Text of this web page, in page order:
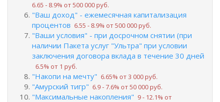
6.65 ‑ 8.9% от 500 000 руб.
"Ваш доход" - ежемесячная капитализация
процентов 6.55 ‑ 8.9% от 500 000 руб.
"Ваши условия" - при досрочном снятии (при
наличии Пакета услуг "Ультра" при условии
заключения договора вклада в течение 30 дней
6.5% от 1 руб.
"Накопи на мечту" 6.65% от 3 000 руб.
"Амурский тигр" 6.9 ‑ 7.6% от 50 000 руб.
"Максимальные накопления" 9 ‑ 12.1% от